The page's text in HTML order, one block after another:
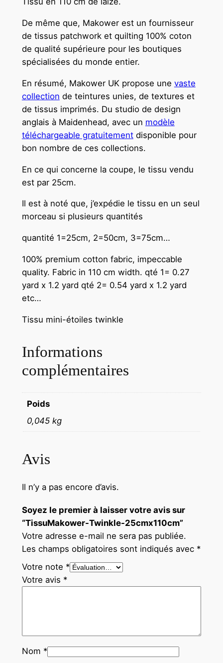
De même que, Makower est un fournisseur
de tissus patchwork et quilting 100% coton
de qualité supérieure pour les boutiques
spécialisées du monde entier.
En résumé, Makower UK propose une vaste
collection de teintures unies, de textures et
de tissus imprimés. Du studio de design
anglais à Maidenhead, avec un modèle
téléchargeable gratuitementdisponible pour
bon nombre de ces collections.
En ce qui concerne la coupe, le tissu vendu
est par 25cm.
Il est à noté que, j’expédie le tissu en un seul
morceau si plusieurs quantités
quantité 1=25cm, 2=50cm, 3=75cm…
100% premium cotton fabric, impeccable
quality. Fabric in 110 cm width. qté 1= 0.27
yard x 1.2 yard qté 2= 0.54 yard x 1.2 yard
etc…
Tissu mini-étoiles twinkle
Informations
complémentaires
Poids
0,045 kg
Avis
Il n’y a pas encore d’avis.
Soyez le premier à laisser votre avis sur
“TissuMakower-Twinkle-25cmx110cm”
Votre adresse e-mail ne sera pas publiée.
Les champs obligatoires sont indiqués avec *
Votre note *
Votre avis *
Nom *